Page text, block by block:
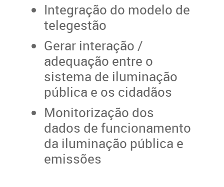
Integração do modelo de
telegestão
Gerar interação /
adequação entre o
sistema de iluminação
pública e os cidadãos
Monitorização dos
dados de funcionamento
da iluminação pública e
emissões